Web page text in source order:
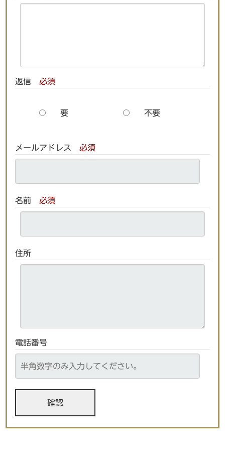
返信 必須
要 不要
メールアドレス 必須
名前 必須
住所
電話番号